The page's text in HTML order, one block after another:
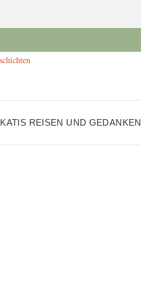
KATIS REISEN UND GEDANKEN